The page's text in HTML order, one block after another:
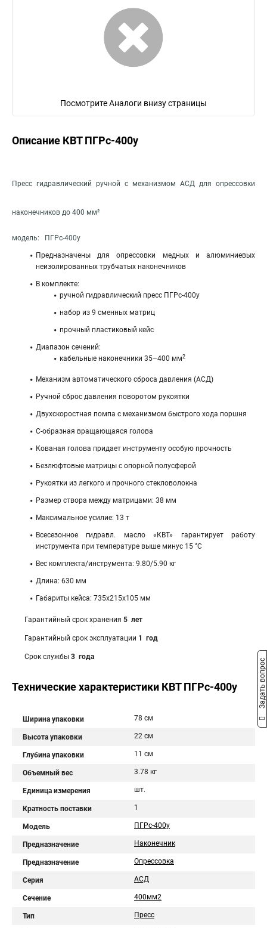
Посмотрите Аналоги внизу страницы
Описание КВТ ПГРс-400у
Пресс гидравлический ручной с механизмом АСД для опрессовки
наконечников до 400 мм²
модель: ПГРс-400у
Предназначены для опрессовки медных и алюминиевых
неизолированных трубчатых наконечников
В комплекте:
ручной гидравлический пресс ПГРс-400у
набор из 9 сменных матриц
прочный пластиковый кейс
Диапазон сечений:
кабельные наконечники 35–400 мм2
Механизм автоматического сброса давления (АСД)
Ручной сброс давления поворотом рукоятки
Двухскоростная помпа с механизмом быстрого хода поршня
С-образная вращающаяся голова
Кованая голова придает инструменту особую прочность
Безлюфтовые матрицы с опорной полусферой
Рукоятки из легкого и прочного стекловолокна
Размер створа между матрицами: 38 мм
Максимальное усилие: 13 т
Всесезонное гидравл. масло «КВТ» гарантирует работу
инструмента при температуре выше минус 15 °С
Вес комплекта/инструмента: 9.80/5.90 кг
Длина: 630 мм
Габариты кейса: 735х215х105 мм
Гарантийный срок хранения 5 лет
Гарантийный срок эксплуатации 1 год
Срок службы 3 года
Технические характеристики КВТ ПГРс-400у
Ширина упаковки 78 см
Высота упаковки 22 см
Глубина упаковки 11 см
Объемный вес 3.78 кг
Единица измерения шт.
Кратность поставки 1
Модель ПГРс-400у
Предназначение Наконечник
Предназначение Опрессовка
Серия АСД
Сечение 400мм2
Тип Пресс
Задать вопрос